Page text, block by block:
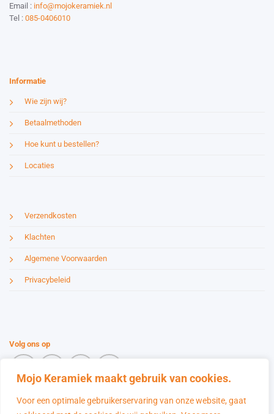
Mojo Keramiek maakt gebruik van cookies.
Voor een optimale gebruikerservaring van onze website, gaat
Email : info@mojokeramiek.nl
Tel : 085-0406010
Informatie
Wie zijn wij?
Betaalmethoden
Hoe kunt u bestellen?
Locaties
Verzendkosten
Klachten
Algemene Voorwaarden
Privacybeleid
Volg ons op